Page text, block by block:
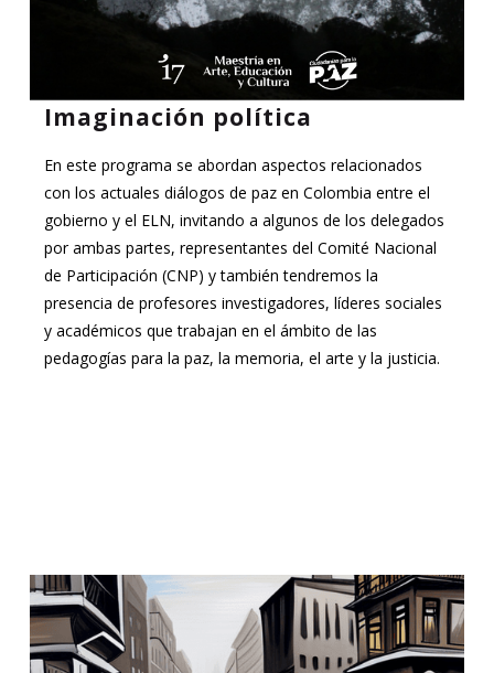
Imaginación política
En este programa se abordan aspectos relacionados
con los actuales diálogos de paz en Colombia entre el
gobierno y el ELN, invitando a algunos de los delegados
por ambas partes, representantes del Comité Nacional
de Participación (CNP) y también tendremos la
presencia de profesores investigadores, líderes sociales
y académicos que trabajan en el ámbito de las
pedagogías para la paz, la memoria, el arte y la justicia.